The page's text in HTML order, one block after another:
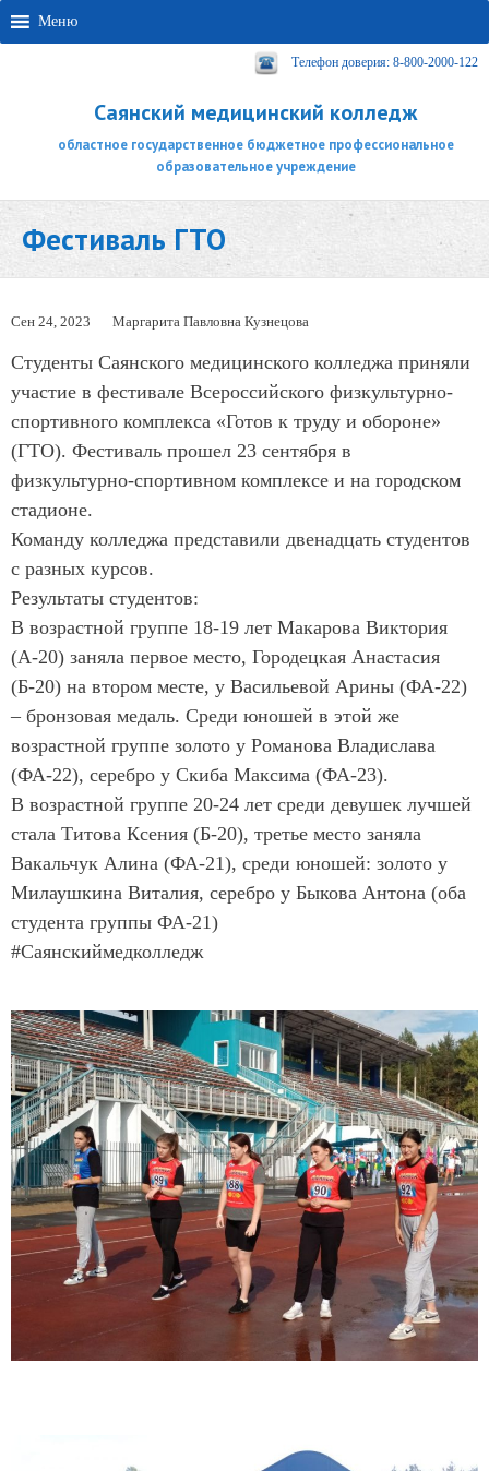
Меню
Телефон доверия: 8-800-2000-122
Саянский медицинский колледж
областное государственное бюджетное профессиональное
образовательное учреждение
Фестиваль ГТО
Сен 24, 2023 Маргарита Павловна Кузнецова
Студенты Саянского медицинского колледжа приняли
участие в фестивале Всероссийского физкультурно-
спортивного комплекса «Готов к труду и обороне»
(ГТО). Фестиваль прошел 23 сентября в
физкультурно-спортивном комплексе и на городском
стадионе.
Команду колледжа представили двенадцать студентов
с разных курсов.
Результаты студентов:
В возрастной группе 18-19 лет Макарова Виктория
(А-20) заняла первое место, Городецкая Анастасия
(Б-20) на втором месте, у Васильевой Арины (ФА-22)
– бронзовая медаль. Среди юношей в этой же
возрастной группе золото у Романова Владислава
(ФА-22), серебро у Скиба Максима (ФА-23).
В возрастной группе 20-24 лет среди девушек лучшей
стала Титова Ксения (Б-20), третье место заняла
Вакальчук Алина (ФА-21), среди юношей: золото у
Милаушкина Виталия, серебро у Быкова Антона (оба
студента группы ФА-21)
#Саянскиймедколледж